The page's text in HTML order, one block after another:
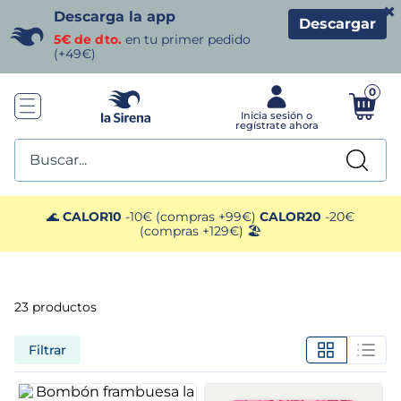
Descarga la app
5€ de dto. en tu primer pedido
(+49€)
Descargar
×
0
Buscar...
🌊 CALOR10 -10€ (compras +99€) CALOR20 -20€
(compras +129€) 🏖️
23 productos
Filtrar
TÉRMINOS MÁS BUSCADOS
1. helados sirena
2. gambas
patatas
4. gamba